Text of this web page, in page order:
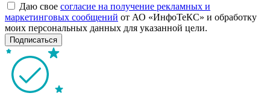
Даю свое согласие на получение рекламных и
маркетинговых сообщений от АО «ИнфоТеКС» и обработку
моих персональных данных для указанной цели.
Подписаться